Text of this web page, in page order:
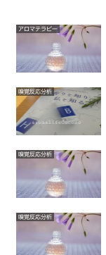
アロマテラピー
嗅覚反応分析
嗅覚反応分析
嗅覚反応分析